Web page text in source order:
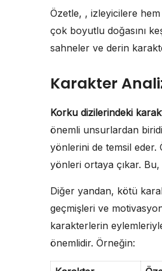
Özetle, , izleyicilere
çok boyutlu doğasını
sahneler ve derin
Karakter
Korku dizilerindeki
önemli unsurlardan
yönlerini de temsil eder.
yönleri ortaya çıkar.
Diğer yandan, kötü
geçmişleri ve
karakterlerin
önemlidir. Örneğin: